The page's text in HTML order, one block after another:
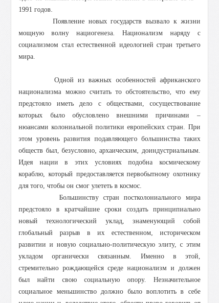
1991 годов.
Появление новых государств вызвало к жизни
мощную волну нациогенеза. Национализм наряду с
социализмом стал естественной идеологией стран третьего
мира.
Одной из важных особенностей африканского
национализма можно считать то обстоятельство, что ему
предстояло иметь дело с обществами, сосуществование
которых было обусловлено внешними причинами –
нюансами колониальной политики европейских стран. При
этом уровень развития подавляющего большинства таких
обществ был, безусловно, архаическим, доиндустриальным.
Идея нации в этих условиях подобна космическому
кораблю, который предоставляется первобытному охотнику
для того, чтобы он смог улететь в космос.
Большинству стран постколониального мира
предстояло в кратчайшие сроки создать принципиально
новый технологический уклад, знаменующий собой
глобальный разрыв в их естественном, историческом
развитии и новую социально-политическую элиту, с этим
укладом органически связанным. Именно в этой,
стремительно рождающейся среде национализм и должен
был найти свою социальную опору. Незначительное
социальное меньшинство должно было воплотить в себе